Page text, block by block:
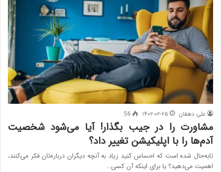
علی دهقان ۱۴۰۲-۰۲-۲۵ 56
مشاورت را در جیب بگذار! آیا می‌شود شخصیت
آدم‌ها را با اپلیکیشن تغییر داد؟
تابه‌حال شده است که احساس کنید زیاد به آنچه دیگران درباره‌تان فکر می‌کنند،
اهمیت می‌دهید؟ یا برای اینکه آن کسی…